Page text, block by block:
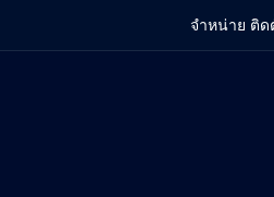
จำหน่าย ติด